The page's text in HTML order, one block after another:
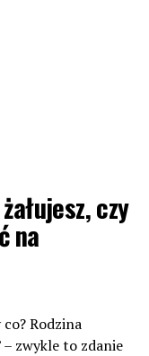
czy
na
co? Rodzina
zwykle to zdanie